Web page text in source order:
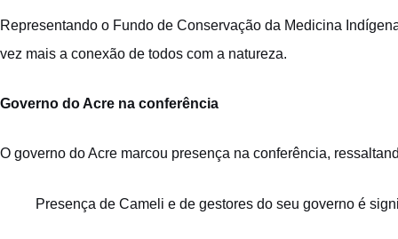
Representando o Fundo de Conservação da Medicina
vez mais a conexão de todos com a natureza.
Governo do Acre na conferência
O governo do Acre marcou presença na conferência,
Presença de Cameli e de gestores do seu governo é